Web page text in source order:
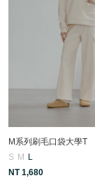
M系列刷毛口袋大學T
S M
L
NT 1,680